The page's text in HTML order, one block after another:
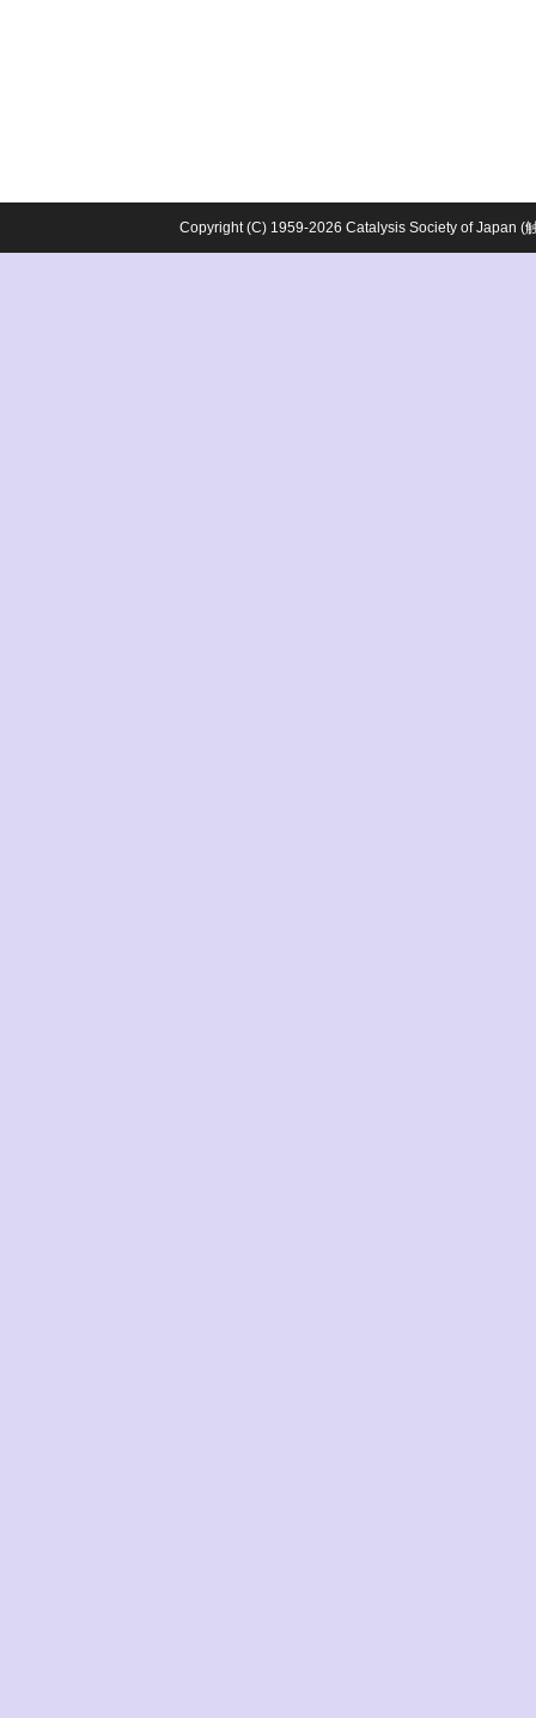
Copyright (C) 1959-2026 Catalysis Society of Japan (